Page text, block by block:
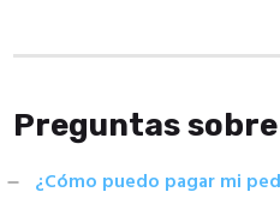
Preguntas
¿Cómo puedo pagar mi